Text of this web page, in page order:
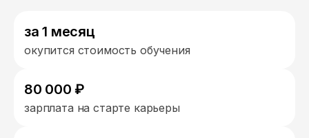
за 1 месяц
окупится стоимость обучения
80 000 ₽
зарплата на старте карьеры